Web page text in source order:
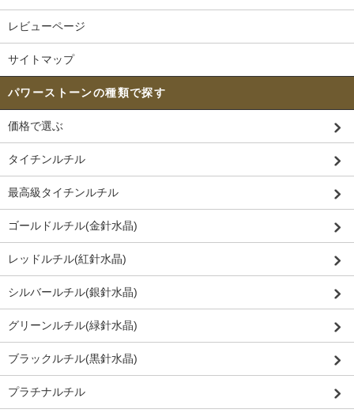
レビューページ
サイトマップ
パワーストーンの種類で探す
価格で選ぶ
タイチンルチル
最高級タイチンルチル
ゴールドルチル(金針水晶)
レッドルチル(紅針水晶)
シルバールチル(銀針水晶)
グリーンルチル(緑針水晶)
ブラックルチル(黒針水晶)
プラチナルチル